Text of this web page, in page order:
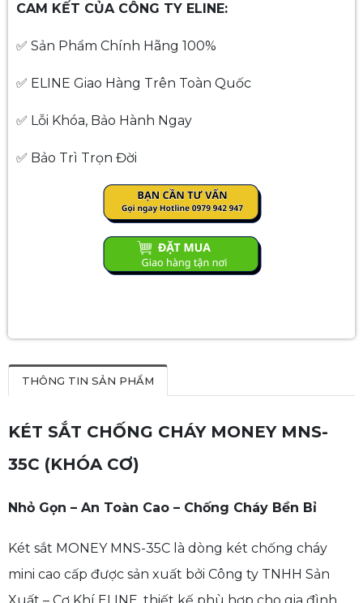
CAM KẾT CỦA CÔNG TY ELINE:
✅ Sản Phẩm Chính Hãng 100%
✅ ELINE Giao Hàng Trên Toàn Quốc
✅ Lỗi Khóa, Bảo Hành Ngay
✅ Bảo Trì Trọn Đời
THÔNG TIN SẢN PHẨM
KÉT SẮT CHỐNG CHÁY MONEY MNS-
35C (KHÓA CƠ)
Nhỏ Gọn – An Toàn Cao – Chống Cháy Bền Bỉ
Két sắt MONEY MNS-35C là dòng két chống cháy
mini cao cấp được sản xuất bởi Công ty TNHH Sản